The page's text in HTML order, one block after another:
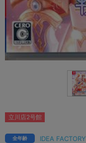
IDEA FACTORY
全年齢
立川店2号館